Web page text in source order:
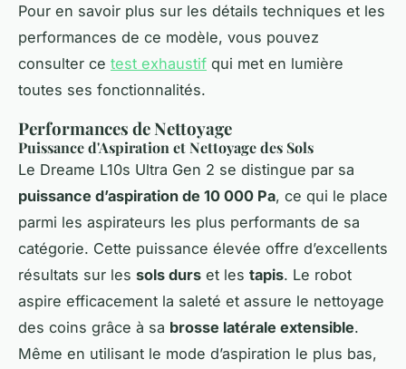
Pour en savoir plus sur les détails techniques et les
performances de ce modèle, vous pouvez
consulter ce test exhaustif qui met en lumière
toutes ses fonctionnalités.
Performances de Nettoyage
Puissance d'Aspiration et Nettoyage des Sols
Le Dreame L10s Ultra Gen 2 se distingue par sa
puissance d’aspiration de 10 000 Pa, ce qui le place
parmi les aspirateurs les plus performants de sa
catégorie. Cette puissance élevée offre d’excellents
résultats sur les sols durs et les tapis. Le robot
aspire efficacement la saleté et assure le nettoyage
des coins grâce à sa brosse latérale extensible.
Même en utilisant le mode d’aspiration le plus bas,